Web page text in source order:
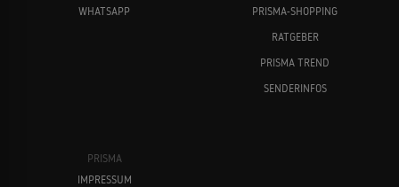
WHATSAPP
PRISMA-SHOPPING
RATGEBER
PRISMA TREND
SENDERINFOS
PRISMA
IMPRESSUM